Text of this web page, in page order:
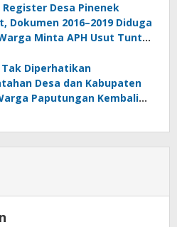
Register Desa Pinenek
Dokumen 2016–2019 Diduga
Minta APH Usut Tuntas
Tak Diperhatikan
Desa dan Kabupaten
Paputungan Kembali